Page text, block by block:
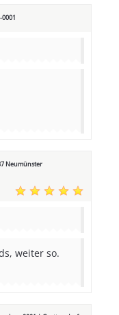
Neumünster
weiter so.